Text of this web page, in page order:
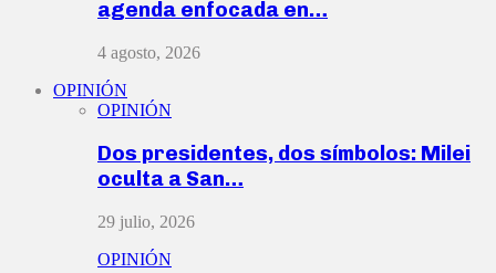
agenda enfocada en…
4 agosto, 2026
OPINIÓN
OPINIÓN
Dos presidentes, dos símbolos: Milei
oculta a San…
29 julio, 2026
OPINIÓN